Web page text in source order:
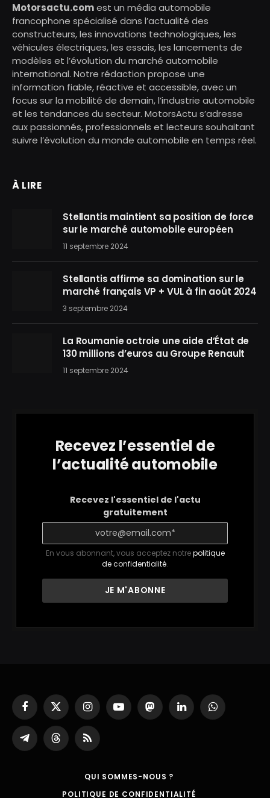
Motorsactu.comest un média automobile
francophone spécialisé dans l’actualité des
constructeurs, les innovations technologiques, les
véhicules électriques, les essais, les lancements de
modèles et l’évolution du marché automobile
international. Notre rédaction propose une
information fiable, réactive et accessible, avec un
focus sur la mobilité de demain, l’industrie automobile
et les tendances du secteur. MotorsActu s’adresse
aux passionnés, professionnels et lecteurs souhaitant
suivre l’évolution du monde automobile en temps réel.
À LIRE
Stellantis maintient sa position de force
sur le marché automobile européen
11 septembre 2024
Stellantis affirme sa domination sur le
marché français VP + VUL à fin août 2024
3 septembre 2024
La Roumanie octroie une aide d’État de
130 millions d’euros au Groupe Renault
11 septembre 2024
Recevez l’essentiel de
l’actualité automobile
Recevez l'essentiel de l'actu
gratuitement
En vous abonnant, vous acceptez notrepolitique
de confidentialité.
Facebook
X
(Twitter)
InstagramYouTubeMastodonLinkedInWhatsApp
Partager
sur
ThreadsRSS
QUI SOMMES-NOUS ?
POLITIQUE DE CONFIDENTIALITÉ